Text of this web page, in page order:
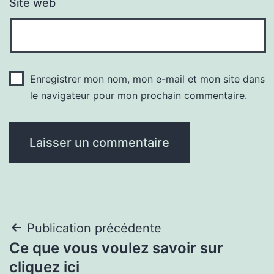
Enregistrer mon nom, mon e-mail et mon site dans
le navigateur pour mon prochain commentaire.
Navigation
de
Publication précédente
Ce que vous voulez savoir sur
cliquez ici